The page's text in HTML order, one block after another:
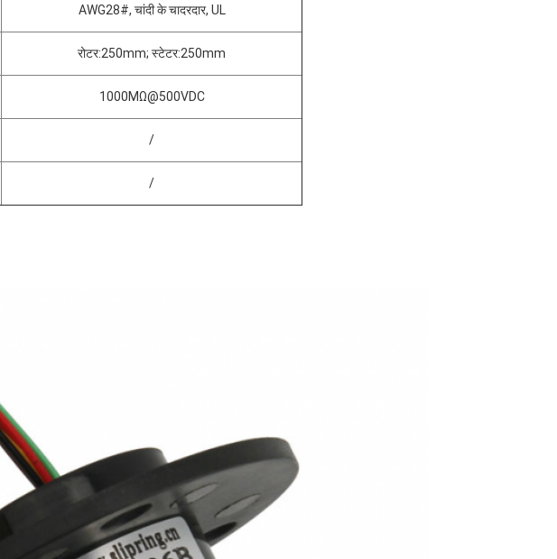
AWG28#, चांदी के चादरदार, UL
रोटर:250mm; स्टेटर:250mm
1000MΩ@500VDC
/
/